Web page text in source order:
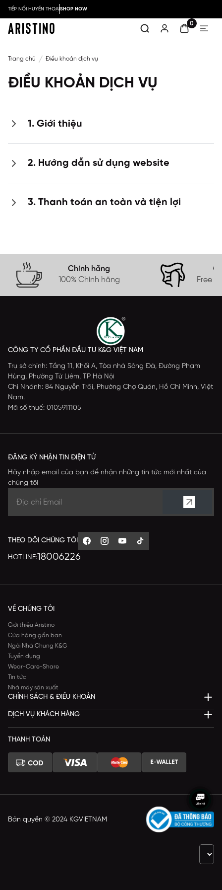
TIẾP NỐI HUYỀN THOẠISHOP NOW
0
Trang chủ Điều khoản dịch vụ
ĐIỀU KHOẢN DỊCH VỤ
1. Giới thiệu
2. Hướng dẫn sử dụng website
3. Thanh toán an toàn và tiện lợi
Chính hãng
100% Chính hãng
Free
CÔNG TY CỔ PHẦN ĐẦU TƯ K&G VIỆT NAM
Trụ sở chính: Tầng 11, Khối A, Tòa nhà Sông Đà, Đường Phạm
Hùng, Phường Từ Liêm, TP Hà Nội
Chi Nhánh: 84 Nguyễn Trãi, Phường Chợ Quán, Hồ Chí Minh, Việt
Nam.
Mã số thuế: 0105911105
ĐĂNG KÝ NHẬN TIN ĐIỆN TỬ
Hãy nhập email của bạn để nhận những tin tức mới nhất của
chúng tôi
THEO DÕI CHÚNG TÔI
HOTLINE:18006226
VỀ CHÚNG TÔI
Giới thiệu Aristino
Cửa hàng gần bạn
Ngôi Nhà Chung K&G
Tuyển dụng
Wear-Care-Share
Tin tức
Nhà máy sản xuất
CHÍNH SÁCH & ĐIỀU KHOẢN
DỊCH VỤ KHÁCH HÀNG
THANH TOÁN
Bản quyền © 2024 KGVIETNAM